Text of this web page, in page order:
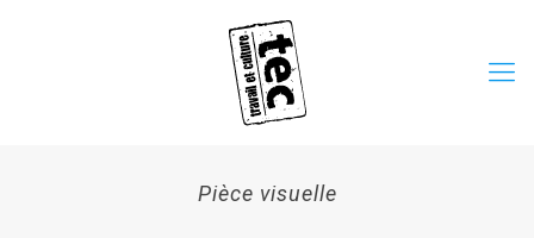
Pièce visuelle